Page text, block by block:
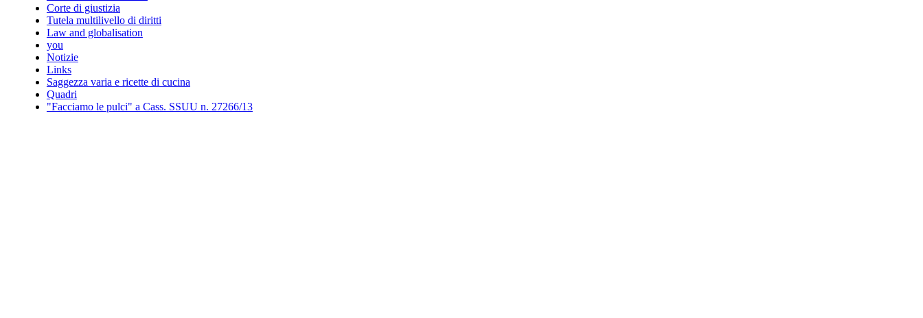
Corte di giustizia
Tutela multilivello di diritti
Law and globalisation
you
Notizie
Links
Saggezza varia e ricette di cucina
Quadri
"Facciamo le pulci" a Cass. SSUU n. 27266/13